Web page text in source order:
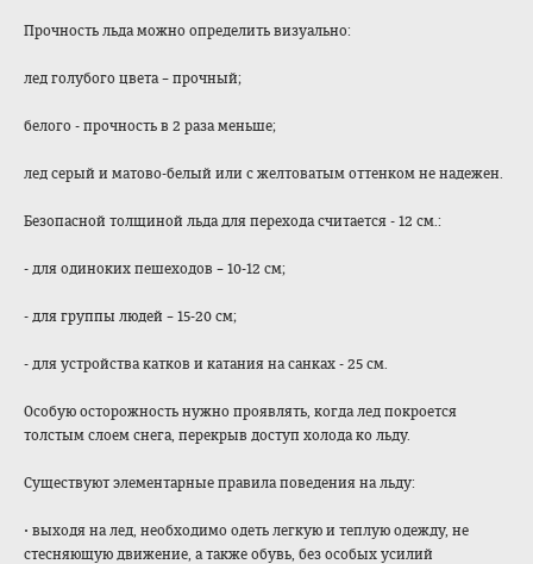
Прочность льда можно определить визуально:
лед голубого цвета – прочный;
белого - прочность в 2 раза меньше;
лед серый и матово-белый или с желтоватым оттенком не надежен.
Безопасной толщиной льда для перехода считается - 12 см.:
- для одиноких пешеходов – 10-12 см;
- для группы людей – 15-20 см;
- для устройства катков и катания на санках - 25 см.
Особую осторожность нужно проявлять, когда лед покроется
толстым слоем снега, перекрыв доступ холода ко льду.
Существуют элементарные правила поведения на льду:
• выходя на лед, необходимо одеть легкую и теплую одежду, не
стесняющую движение, а также обувь, без особых усилий